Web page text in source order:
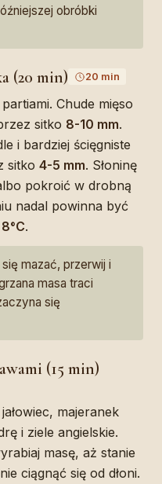
obróbki
(20 min) 20 min
Chude mięso
sitko 8-10 mm.
i bardziej ścięgniste
sitko 4-5 mm. Słoninę
pokroić w drobną
nadal powinna być
8°C.
mazać, przerwij i
masa traci
się
(15 min)
majeranek
i ziele angielskie.
masę, aż stanie
ciągnąć się od dłoni.